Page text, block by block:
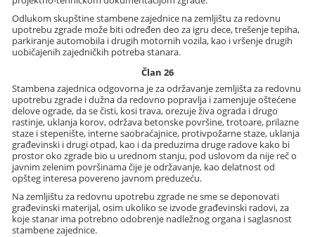
Odlukom skupštine stambene zajednice na zemljištu za redovnu
upotrebu zgrade može biti određen deo za igru dece, trešenje tepiha,
parkiranje automobila i drugih motornih vozila, kao i vršenje drugih
uobičajenih zajedničkih potreba stanara.
Član 26
Stambena zajednica odgovorna je za održavanje zemljišta za redovnu
upotrebu zgrade i dužna da redovno popravlja i zamenjuje oštećene
delove ograde, da se čisti, kosi trava, orezuje živa ograda i drugo
rastinje, uklanja korov, održava betonske površine, trotoare, prilazne
staze i stepenište, interne saobraćajnice, protivpožarne staze, uklanja
građevinski i drugi otpad, kao i da preduzima druge radove kako bi
prostor oko zgrade bio u urednom stanju, pod uslovom da nije reč o
javnim zelenim površinama čije je održavanje, kao delatnost od
opšteg interesa povereno javnom preduzeću.
Na zemljištu za redovnu upotrebu zgrade ne sme se deponovati
građevinski materijal, osim ukoliko se izvode građevinski radovi, za
koje stanar ima potrebno odobrenje nadležnog organa i saglasnost
stambene zajednice.